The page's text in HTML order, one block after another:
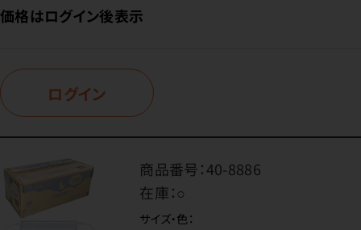
価格はログイン後表示
ログイン
商品番号：40-8886
在庫：○
サイズ・色：